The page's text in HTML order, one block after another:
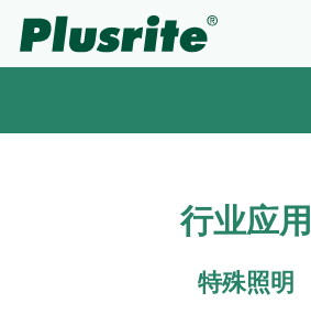
行业应用
特殊照明